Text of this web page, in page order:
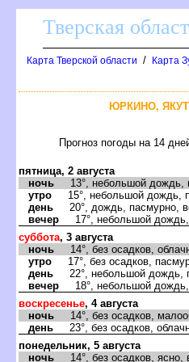
Тверская
Карта Тверской области / Карта
ЮРКИНО,
Прогноз погоды на 14
пятница, 2 августа
ночь 13°, небольшой дождь,
утро 15°, небольшой дождь,
день 20°, дождь, пасмурно,
вечер 17°, небольшой дождь,
суббота, 3 августа
ночь 14°, без осадков,
утро 17°, без осадков,
день 22°, небольшой дождь,
вечер 18°, небольшой дождь,
воскресенье, 4 августа
ночь 14°, без осадков,
день 23°, без осадков,
понедельник, 5 августа
ночь 14°, без осадков, ясно,